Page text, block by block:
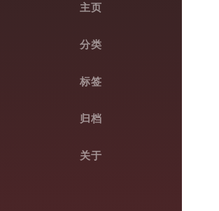
主页
分类
标签
归档
关于